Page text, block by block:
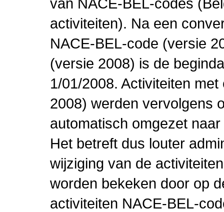
activiteiten). Na een
NACE-BEL-code (versie
(versie 2008) is de
1/01/2008. Activiteiten
2008) werden vervolgens
automatisch omgezet
Het betreft dus louter
wijziging van de
worden bekeken door op
activiteiten NACE-BEL-